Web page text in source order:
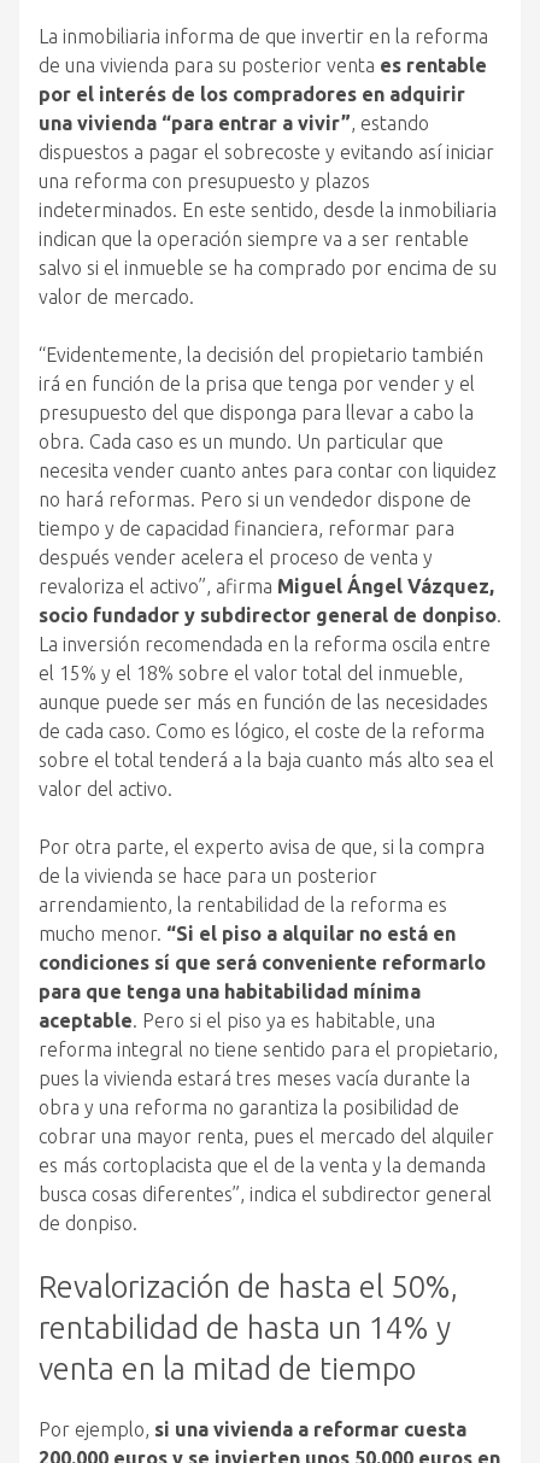
La inmobiliaria informa de que invertir en la reforma
de una vivienda para su posterior venta es rentable
por el interés de los compradores en adquirir
una vivienda “para entrar a vivir”, estando
dispuestos a pagar el sobrecoste y evitando así iniciar
una reforma con presupuesto y plazos
indeterminados. En este sentido, desde la inmobiliaria
indican que la operación siempre va a ser rentable
salvo si el inmueble se ha comprado por encima de su
valor de mercado.
“Evidentemente, la decisión del propietario también
irá en función de la prisa que tenga por vender y el
presupuesto del que disponga para llevar a cabo la
obra. Cada caso es un mundo. Un particular que
necesita vender cuanto antes para contar con liquidez
no hará reformas. Pero si un vendedor dispone de
tiempo y de capacidad financiera, reformar para
después vender acelera el proceso de venta y
revaloriza el activo”, afirma Miguel Ángel Vázquez,
socio fundador y subdirector general de donpiso.
La inversión recomendada en la reforma oscila entre
el 15% y el 18% sobre el valor total del inmueble,
aunque puede ser más en función de las necesidades
de cada caso. Como es lógico, el coste de la reforma
sobre el total tenderá a la baja cuanto más alto sea el
valor del activo.
Por otra parte, el experto avisa de que, si la compra
de la vivienda se hace para un posterior
arrendamiento, la rentabilidad de la reforma es
mucho menor. “Si el piso a alquilar no está en
condiciones sí que será conveniente reformarlo
para que tenga una habitabilidad mínima
aceptable. Pero si el piso ya es habitable, una
reforma integral no tiene sentido para el propietario,
pues la vivienda estará tres meses vacía durante la
obra y una reforma no garantiza la posibilidad de
cobrar una mayor renta, pues el mercado del alquiler
es más cortoplacista que el de la venta y la demanda
busca cosas diferentes”, indica el subdirector general
de donpiso.
Revalorización de hasta el 50%,
rentabilidad de hasta un 14% y
venta en la mitad de tiempo
Por ejemplo, si una vivienda a reformar cuesta